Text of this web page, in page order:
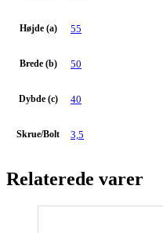
Højde (a) 55
Brede (b) 50
Dybde (c) 40
Skrue/Bolt 3,5
Relaterede varer